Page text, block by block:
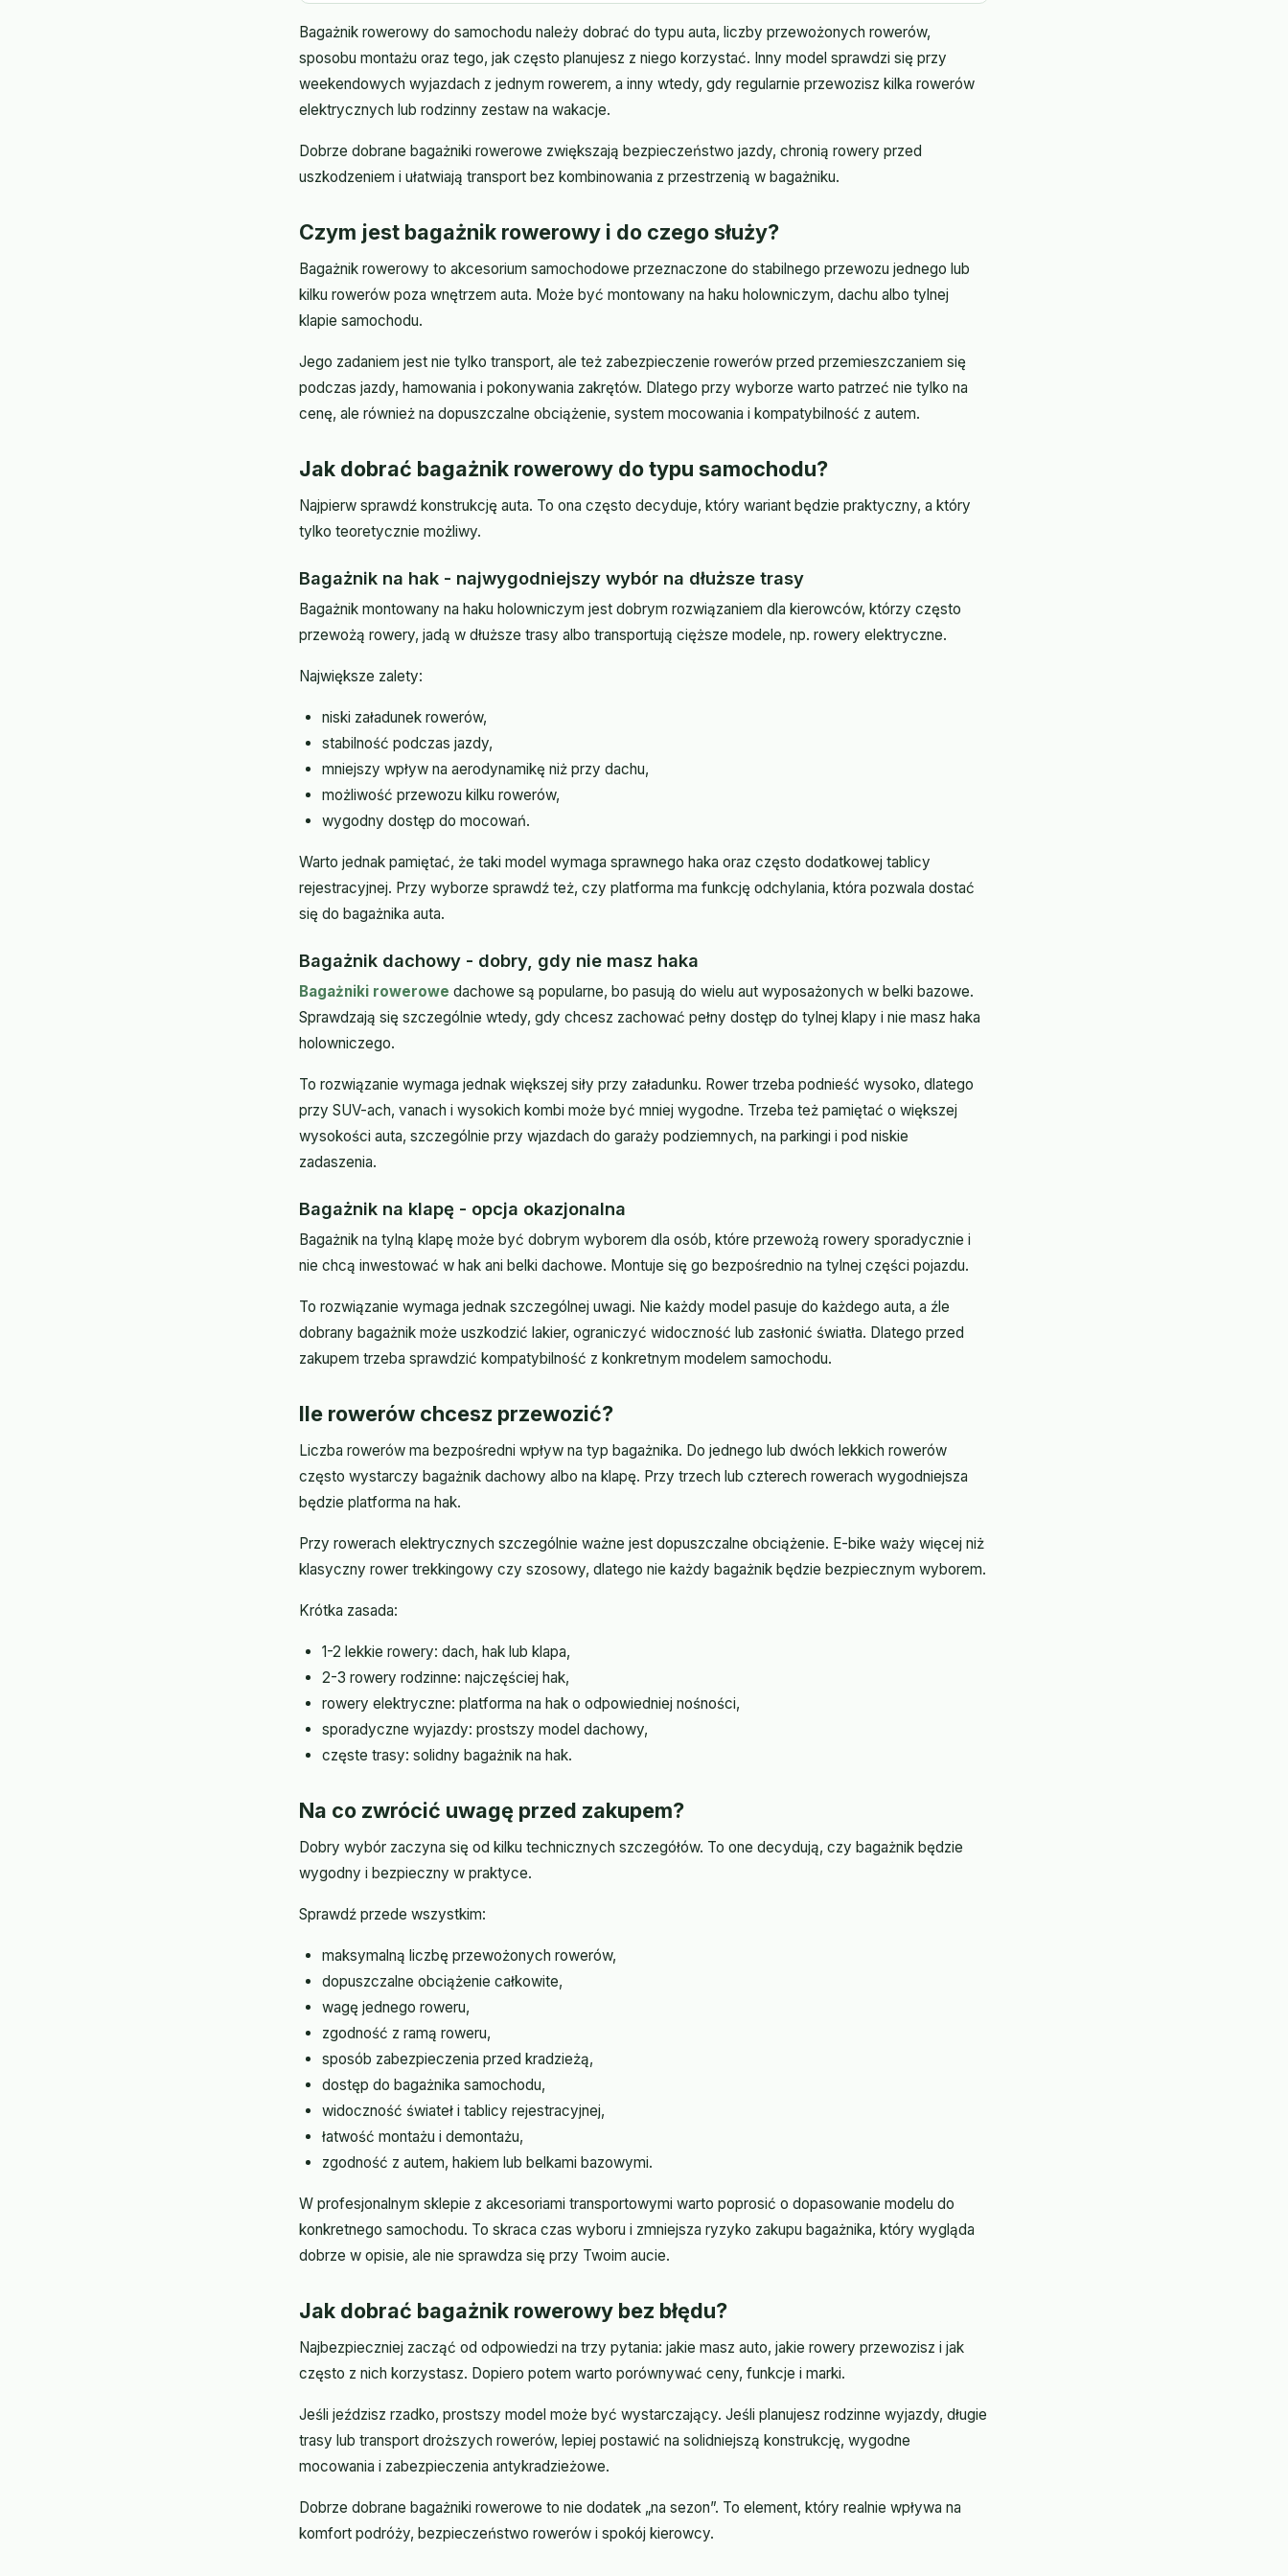
Bagażnik rowerowy do samochodu należy dobrać do typu auta, liczby przewożonych rowerów,
sposobu montażu oraz tego, jak często planujesz z niego korzystać. Inny model sprawdzi się przy
weekendowych wyjazdach z jednym rowerem, a inny wtedy, gdy regularnie przewozisz kilka rowerów
elektrycznych lub rodzinny zestaw na wakacje.
Dobrze dobrane bagażniki rowerowe zwiększają bezpieczeństwo jazdy, chronią rowery przed
uszkodzeniem i ułatwiają transport bez kombinowania z przestrzenią w bagażniku.
Czym jest bagażnik rowerowy i do czego służy?
Bagażnik rowerowy to akcesorium samochodowe przeznaczone do stabilnego przewozu jednego lub
kilku rowerów poza wnętrzem auta. Może być montowany na haku holowniczym, dachu albo tylnej
klapie samochodu.
Jego zadaniem jest nie tylko transport, ale też zabezpieczenie rowerów przed przemieszczaniem się
podczas jazdy, hamowania i pokonywania zakrętów. Dlatego przy wyborze warto patrzeć nie tylko na
cenę, ale również na dopuszczalne obciążenie, system mocowania i kompatybilność z autem.
Jak dobrać bagażnik rowerowy do typu samochodu?
Najpierw sprawdź konstrukcję auta. To ona często decyduje, który wariant będzie praktyczny, a który
tylko teoretycznie możliwy.
Bagażnik na hak - najwygodniejszy wybór na dłuższe trasy
Bagażnik montowany na haku holowniczym jest dobrym rozwiązaniem dla kierowców, którzy często
przewożą rowery, jadą w dłuższe trasy albo transportują cięższe modele, np. rowery elektryczne.
Największe zalety:
niski załadunek rowerów,
stabilność podczas jazdy,
mniejszy wpływ na aerodynamikę niż przy dachu,
możliwość przewozu kilku rowerów,
wygodny dostęp do mocowań.
Warto jednak pamiętać, że taki model wymaga sprawnego haka oraz często dodatkowej tablicy
rejestracyjnej. Przy wyborze sprawdź też, czy platforma ma funkcję odchylania, która pozwala dostać
się do bagażnika auta.
Bagażnik dachowy - dobry, gdy nie masz haka
Bagażniki rowerowe dachowe są popularne, bo pasują do wielu aut wyposażonych w belki bazowe.
Sprawdzają się szczególnie wtedy, gdy chcesz zachować pełny dostęp do tylnej klapy i nie masz haka
holowniczego.
To rozwiązanie wymaga jednak większej siły przy załadunku. Rower trzeba podnieść wysoko, dlatego
przy SUV-ach, vanach i wysokich kombi może być mniej wygodne. Trzeba też pamiętać o większej
wysokości auta, szczególnie przy wjazdach do garaży podziemnych, na parkingi i pod niskie
zadaszenia.
Bagażnik na klapę - opcja okazjonalna
Bagażnik na tylną klapę może być dobrym wyborem dla osób, które przewożą rowery sporadycznie i
nie chcą inwestować w hak ani belki dachowe. Montuje się go bezpośrednio na tylnej części pojazdu.
To rozwiązanie wymaga jednak szczególnej uwagi. Nie każdy model pasuje do każdego auta, a źle
dobrany bagażnik może uszkodzić lakier, ograniczyć widoczność lub zasłonić światła. Dlatego przed
zakupem trzeba sprawdzić kompatybilność z konkretnym modelem samochodu.
Ile rowerów chcesz przewozić?
Liczba rowerów ma bezpośredni wpływ na typ bagażnika. Do jednego lub dwóch lekkich rowerów
często wystarczy bagażnik dachowy albo na klapę. Przy trzech lub czterech rowerach wygodniejsza
będzie platforma na hak.
Przy rowerach elektrycznych szczególnie ważne jest dopuszczalne obciążenie. E-bike waży więcej niż
klasyczny rower trekkingowy czy szosowy, dlatego nie każdy bagażnik będzie bezpiecznym wyborem.
Krótka zasada:
1-2 lekkie rowery: dach, hak lub klapa,
2-3 rowery rodzinne: najczęściej hak,
rowery elektryczne: platforma na hak o odpowiedniej nośności,
sporadyczne wyjazdy: prostszy model dachowy,
częste trasy: solidny bagażnik na hak.
Na co zwrócić uwagę przed zakupem?
Dobry wybór zaczyna się od kilku technicznych szczegółów. To one decydują, czy bagażnik będzie
wygodny i bezpieczny w praktyce.
Sprawdź przede wszystkim:
maksymalną liczbę przewożonych rowerów,
dopuszczalne obciążenie całkowite,
wagę jednego roweru,
zgodność z ramą roweru,
sposób zabezpieczenia przed kradzieżą,
dostęp do bagażnika samochodu,
widoczność świateł i tablicy rejestracyjnej,
łatwość montażu i demontażu,
zgodność z autem, hakiem lub belkami bazowymi.
W profesjonalnym sklepie z akcesoriami transportowymi warto poprosić o dopasowanie modelu do
konkretnego samochodu. To skraca czas wyboru i zmniejsza ryzyko zakupu bagażnika, który wygląda
dobrze w opisie, ale nie sprawdza się przy Twoim aucie.
Jak dobrać bagażnik rowerowy bez błędu?
Najbezpieczniej zacząć od odpowiedzi na trzy pytania: jakie masz auto, jakie rowery przewozisz i jak
często z nich korzystasz. Dopiero potem warto porównywać ceny, funkcje i marki.
Jeśli jeździsz rzadko, prostszy model może być wystarczający. Jeśli planujesz rodzinne wyjazdy, długie
trasy lub transport droższych rowerów, lepiej postawić na solidniejszą konstrukcję, wygodne
mocowania i zabezpieczenia antykradzieżowe.
Dobrze dobrane bagażniki rowerowe to nie dodatek „na sezon”. To element, który realnie wpływa na
komfort podróży, bezpieczeństwo rowerów i spokój kierowcy.